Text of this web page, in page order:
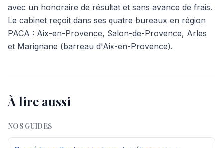
avec un honoraire de résultat et sans avance de frais.
Le cabinet reçoit dans ses quatre bureaux en région
PACA : Aix-en-Provence, Salon-de-Provence, Arles
et Marignane (barreau d'Aix-en-Provence).
À lire aussi
NOS GUIDES